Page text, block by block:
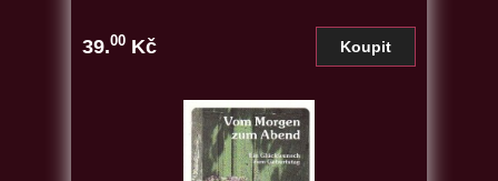
39.00 Kč